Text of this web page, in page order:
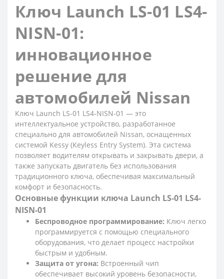
Ключ Launch LS-01 LS4-
NISN-01:
инновационное
решение для
автомобилей Nissan
Ключ Launch LS-01 LS4-NISN-01 — это
интеллектуальное устройство, разработанное
специально для автомобилей Nissan, оснащенных
системой Kessy (Keyless Entry System). Эта система
позволяет водителям открывать и закрывать двери, а
также запускать двигатель без использования
традиционного ключа, обеспечивая максимальный
комфорт и безопасность.
Основные функции ключа Launch LS-01 LS4-
NISN-01
Беспроводное программирование: Ключ легко
программируется с помощью специального
оборудования, что делает процесс настройки
быстрым и удобным.
Защита от угона: Встроенный чип
обеспечивает высокий уровень безопасности,